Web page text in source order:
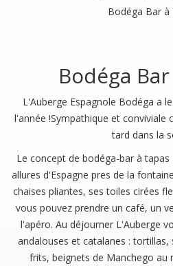
Bodéga Bar à
Bodéga
L'Auberge Espagnole Bodéga a
l'année !Sympathique et conviviale
tard dans la
Le concept de bodéga-bar à
allures d'Espagne pres de la
chaises pliantes, ses toiles cirées
vous pouvez prendre un café, un
l'apéro. Au déjourner L'Auberge
andalouses et catalanes : tortillas,
frits, beignets de Manchego au